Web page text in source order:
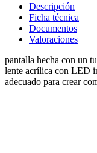
Descripción
Ficha técnica
Documentos
Valoraciones
pantalla hecha con un
lente acrílica con LED
adecuado para crear